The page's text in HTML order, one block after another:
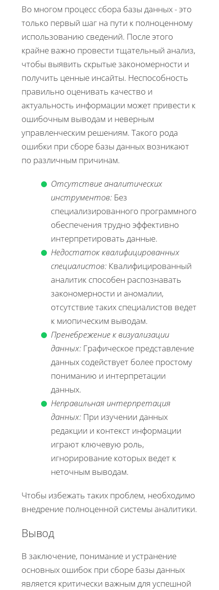
Во многом процесс сбора базы данных - это
только первый шаг на пути к полноценному
использованию сведений. После этого
крайне важно провести тщательный анализ,
чтобы выявить скрытые закономерности и
получить ценные инсайты. Неспособность
правильно оценивать качество и
актуальность информации может привести к
ошибочным выводам и неверным
управленческим решениям. Такого рода
ошибки при сборе базы данных возникают
по различным причинам.
Отсутствие аналитических
инструментов: Без
специализированного программного
обеспечения трудно эффективно
интерпретировать данные.
Недостаток квалифицированных
специалистов: Квалифицированный
аналитик способен распознавать
закономерности и аномалии,
отсутствие таких специалистов ведет
к миопическим выводам.
Пренебрежение к визуализации
данных: Графическое представление
данных содействует более простому
пониманию и интерпретации
данных.
Неправильная интерпретация
данных: При изучении данных
редакции и контекст информации
играют ключевую роль,
игнорирование которых ведет к
неточным выводам.
Чтобы избежать таких проблем, необходимо
внедрение полноценной системы аналитики.
Вывод
В заключение, понимание и устранение
основных ошибок при сборе базы данных
является критически важным для успешной